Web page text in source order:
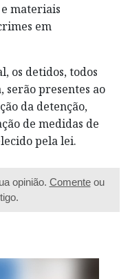
materiais
em
os detidos, todos
serão presentes ao
da detenção,
de medidas de
pela lei.
opinião. Comenteou